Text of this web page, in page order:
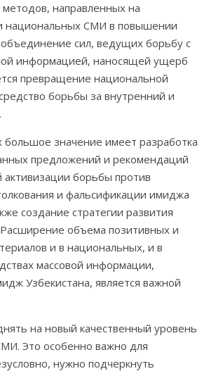
направленных на
национальных СМИ в повышении
сил, ведущих борьбу с
информацией, наносящей ущерб
превращение национальной
борьбы за внутренний и
большое значение имеет разработка
предложений и рекомендаций
борьбы против
и фальсификации имиджа
создание стратегии развития
объема позитивных и
и в национальных, и в
массовой информации,
Узбекистана, является важной
на новый качественный уровень
Это особенно важно для
нужно подчеркнуть